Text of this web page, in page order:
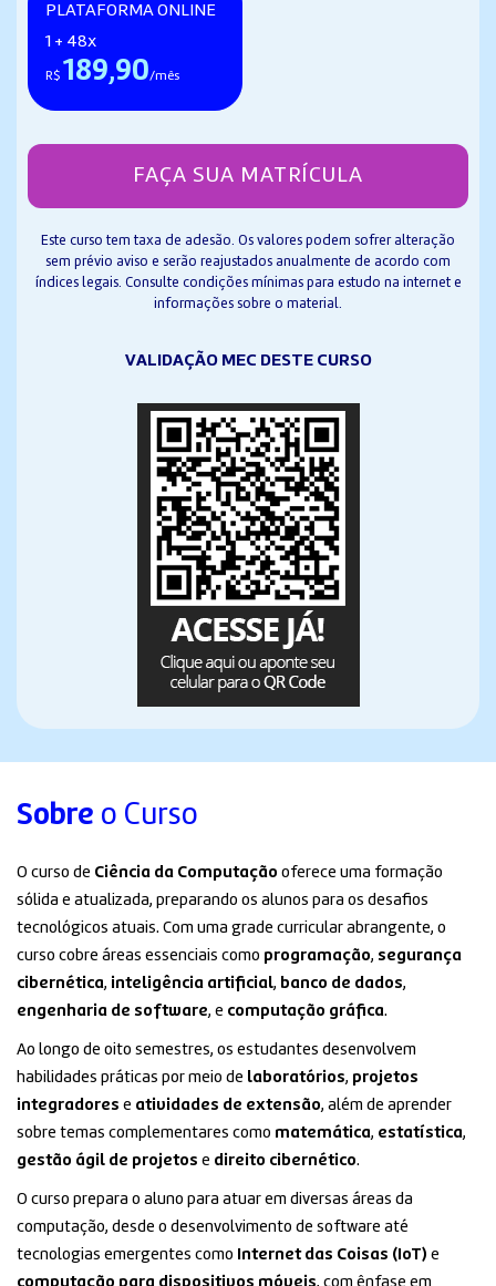
Sobre o Curso
O curso de Ciência da Computação oferece uma formação
sólida e atualizada, preparando os alunos para os desafios
tecnológicos atuais. Com uma grade curricular abrangente, o
curso cobre áreas essenciais como programação, segurança
cibernética, inteligência artificial, banco de dados,
engenharia de software, e computação gráfica.
Ao longo de oito semestres, os estudantes desenvolvem
habilidades práticas por meio de laboratórios, projetos
integradores e atividades de extensão, além de aprender
sobre temas complementares como matemática, estatística,
gestão ágil de projetos e direito cibernético.
O curso prepara o aluno para atuar em diversas áreas da
computação, desde o desenvolvimento de software até
tecnologias emergentes como Internet das Coisas (IoT) e
PLATAFORMA ONLINE
1 + 48x
R$ 189,90/mês
FAÇA SUA MATRÍCULA
Este curso tem taxa de adesão. Os valores podem sofrer alteração
sem prévio aviso e serão reajustados anualmente de acordo com
índices legais. Consulte condições mínimas para estudo na internet e
informações sobre o material.
VALIDAÇÃO MEC DESTE CURSO